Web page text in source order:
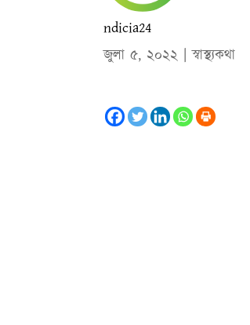
ndicia24
জুলা ৫, ২০২২ |স্বাস্থ‌্যকথা